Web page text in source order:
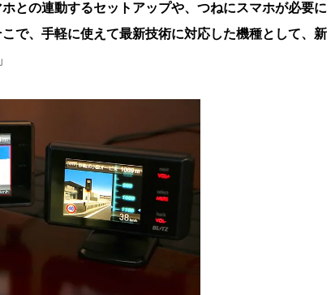
との連動するセットアップや、つねにスマホが必要に
で、手軽に使えて最新技術に対応した機種として、新